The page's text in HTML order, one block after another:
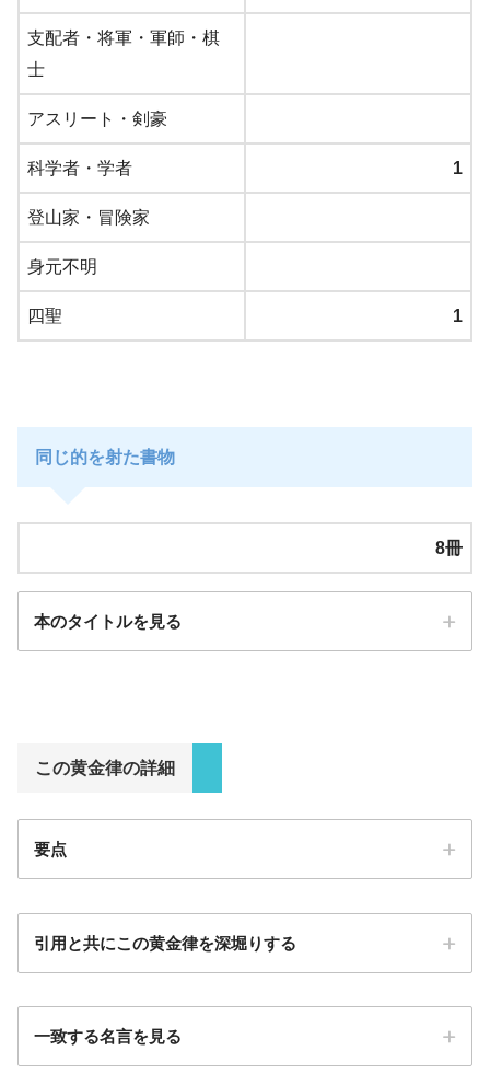
支配者・将軍・軍師・棋
士
アスリート・剣豪
科学者・学者 1
登山家・冒険家
身元不明
四聖 1
同じ的を射た書物
8冊
本のタイトルを見る
この黄金律の詳細
要点
引用と共にこの黄金律を深堀りする
一致する名言を見る